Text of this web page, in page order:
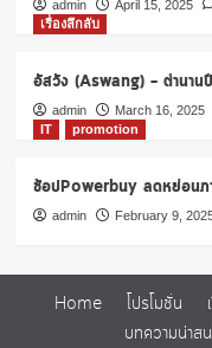
admin April 15, 2025
เรื่องลึกลับ
อัสวัง (Aswang) – ตำนาน
admin March 16, 2025
IT
promotion
ช้อปPowerbuy ลดหย่อน
admin February 9,
Home โปรโมชั่น
บทความน่าส